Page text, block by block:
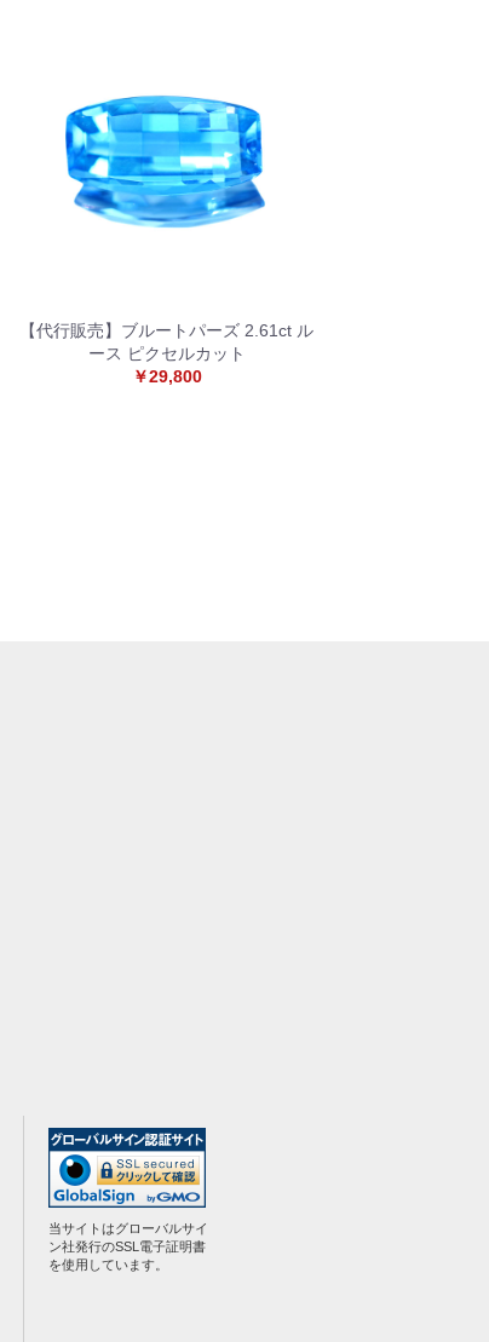
【代行販売】ブルートパーズ 2.61ct ル
ース ピクセルカット
￥29,800
当サイトはグローバルサイ
ン社発行のSSL電子証明書
を使用しています。